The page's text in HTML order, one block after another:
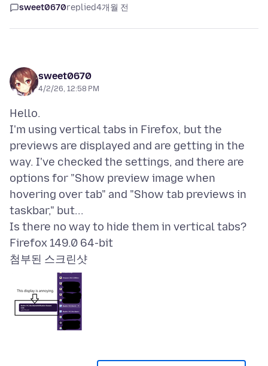
sweet0670replied4개월 전
sweet0670
4/2/26, 12:58 PM
Hello.
I'm using vertical tabs in Firefox, but the
previews are displayed and are getting in the
way. I've checked the settings, and there are
options for "Show preview image when
hovering over tab" and "Show tab previews in
taskbar," but...
Is there no way to hide them in vertical tabs?
첨부된 스크린샷